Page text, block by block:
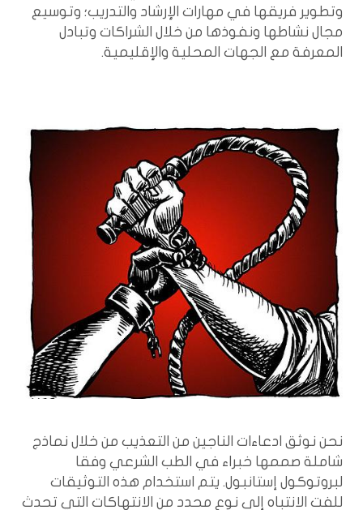
وتطوير فريقها في مهارات الإرشاد والتدريب؛ وتوسيع
مجال نشاطها ونفوذها من خلال الشراكات وتبادل
المعرفة مع الجهات المحلية والإقليمية.
نحن نوثق ادعاءات الناجين من التعذيب من خلال نماذج
شاملة صممها خبراء في الطب الشرعي وفقا
لبروتوكول إستانبول. يتم استخدام هذه التوثيقات
للفت الانتباه إلى نوع محدد من الانتهاكات التي تحدث